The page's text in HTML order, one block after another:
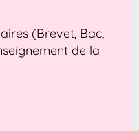
(Brevet, Bac,
de la